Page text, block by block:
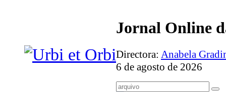
Jornal Online
Directora: Anabela
6 de agosto de 2026